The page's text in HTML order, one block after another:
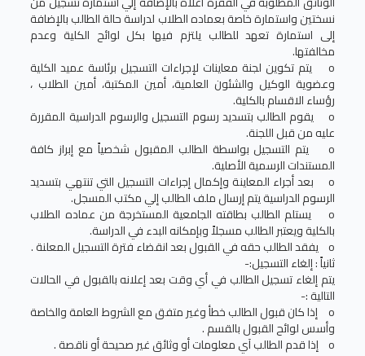
نسختين واستمارة خاصة بعماده الطلاب لدراسة حالة الطالب بالإضافة
إلى استمارة تعهد للطالب يلتزم فيها بكل لوائح الكلية وعدم
مخالفتها.
o يتم تكوين لجنة معاينات لإجراءات التسجيل برئاسة عميد الكلية
وعضوية الوكيل والشئون العلمية، أمين المكتبة، أمين الطلاب ،
رؤساء الاقسام بالكلية.
o يقوم الطالب بتسديد رسوم التسجيل والرسوم الدراسية المقررة
عليه من قبل اللجنة.
o يتم التسجيل بواسطة الطالب المقبول شخصياً مع إبراز كافة
المستندات الرسمية الأصلية.
o بعد أجراء المعاينة وإكمال إجراءات التسجيل التي تنتهي بتسديد
الرسوم الدراسية يتم إرسال ملف الطالب إلي مكتب المسجل.
o يستلم الطالب بطاقته الجامعية المستخرجة من عماده الطلاب
بالكلية ويعتبر الطالب مسجلاً وبإمكانه البدء في الدراسة.
o يفقد الطالب حقه في القبول بعد انقضاء فترة التسجيل المعلنة .
ثانياً : إلغاء التسجيل:-
يتم إلغاء تسجيل الطالب في أي وقت بعد إعلانه بالقبول في الحالات
التالية :-
o إذا كان قبول الطالب خطأ وغير متفق مع الشروط العامة والخاصة
وأسس لوائح القبول بالقسم .
o إذا قدم الطالب آي معلومات أو وثائق غير صحيحة أو ناقصة .